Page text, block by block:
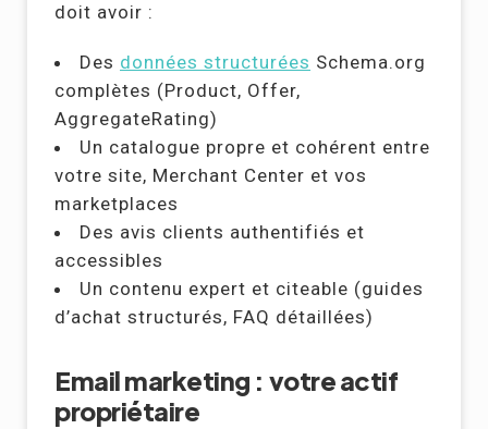
doit avoir :
Des données structurées Schema.org
complètes (Product, Offer,
AggregateRating)
Un catalogue propre et cohérent entre
votre site, Merchant Center et vos
marketplaces
Des avis clients authentifiés et
accessibles
Un contenu expert et citeable (guides
d’achat structurés, FAQ détaillées)
Email marketing : votre actif
propriétaire